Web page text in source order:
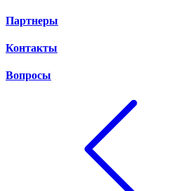
Партнеры
Контакты
Вопросы